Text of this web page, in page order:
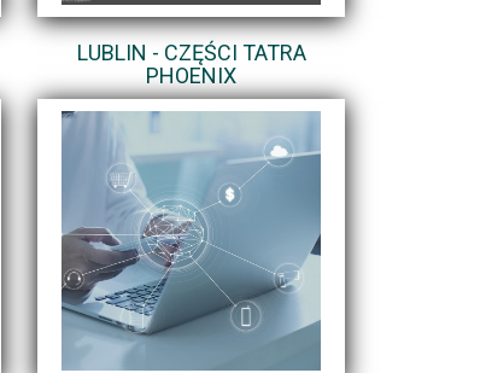
LUBLIN - CZĘŚCI TATRA
PHOENIX